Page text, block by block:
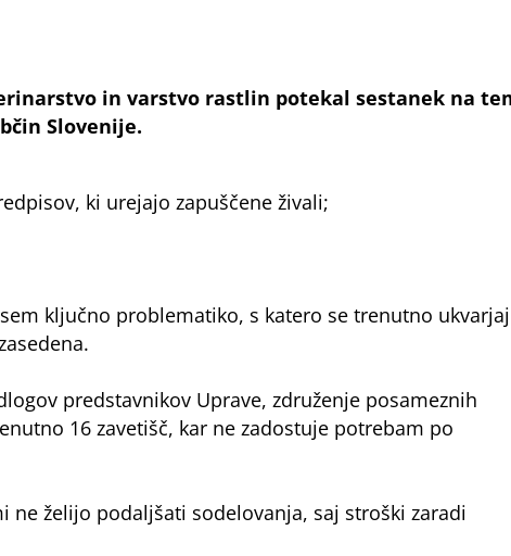
in varstvo rastlin potekal sestanek na
Slovenije.
ki urejajo zapuščene živali;
ključno problematiko, s katero se trenutno
predstavnikov Uprave, združenje posameznih
16 zavetišč, kar ne zadostuje potrebam po
želijo podaljšati sodelovanja, saj stroški zaradi